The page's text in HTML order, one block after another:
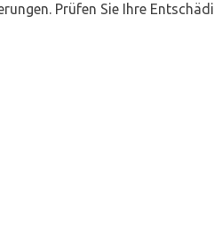
Prüfen Sie Ihre